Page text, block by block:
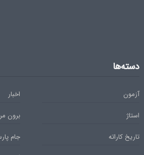
دسته‌ها
آزمون
اخبار
استاژ
برون
تاریخ کاراته
جام